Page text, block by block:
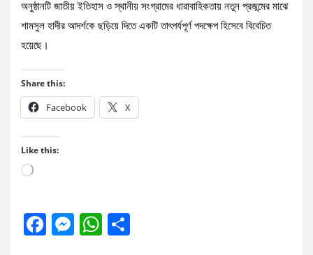
অনুষ্ঠানটি জাতীয় ইতিহাস ও স্থানীয় সংগ্রামের ধারাবাহিকতায় নতুন প্রজন্মের মাঝে
শামসুল হাদীর আদর্শকে ছড়িয়ে দিতে একটি তাৎপর্যপূর্ণ পদক্ষেপ হিসেবে বিবেচিত
হয়েছে।
Share this:
Facebook X
Like this:
Loading…
F
M
W